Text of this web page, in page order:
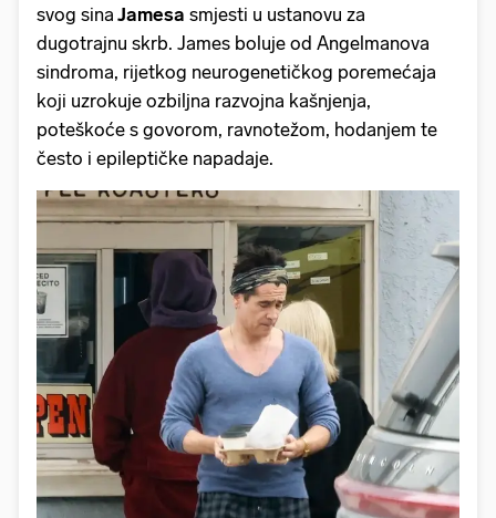
svog sina Jamesa smjesti u ustanovu za
dugotrajnu skrb. James boluje od Angelmanova
sindroma, rijetkog neurogenetičkog poremećaja
koji uzrokuje ozbiljna razvojna kašnjenja,
poteškoće s govorom, ravnotežom, hodanjem te
često i epileptičke napadaje.